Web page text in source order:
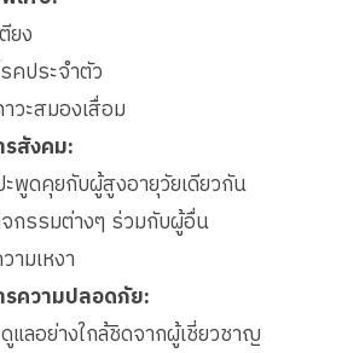
ยง
คประจำตัว
วะสมองเสื่อม
สังคม:
พูดคุยกับผู้สูงอายุวัยเดียวกัน
กรรมต่างๆ ร่วมกับผู้อื่น
ามเหงา
ความปลอดภัย:
แลอย่างใกล้ชิดจากผู้เชี่ยวชาญ